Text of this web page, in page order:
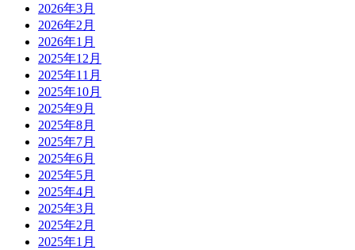
2026年3月
2026年2月
2026年1月
2025年12月
2025年11月
2025年10月
2025年9月
2025年8月
2025年7月
2025年6月
2025年5月
2025年4月
2025年3月
2025年2月
2025年1月